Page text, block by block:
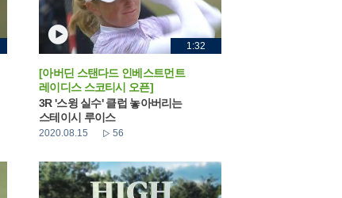
1:32
[아버딘 스탠다드 인베스트먼트
레이디스 스코티시 오픈]
3R '스윙 실수' 클럽 놓아버리는
스테이시 루이스
2020.08.15 56